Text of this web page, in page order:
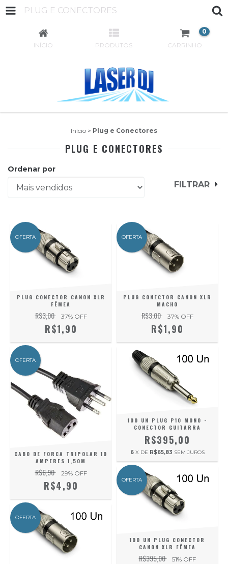
PLUG E CONECTORES
INÍCIO PRODUTOS CARRINHO
0
Início > Plug e Conectores
PLUG E CONECTORES
Ordenar por
FILTRAR
OFERTA
PLUG CONECTOR CANON XLR
FÊMEA
R$3,00 37% OFF
R$1,90
OFERTA
PLUG CONECTOR CANON XLR
MACHO
R$3,00 37% OFF
R$1,90
OFERTA
CABO DE FORCA TRIPOLAR 10
AMPERES 1,50M
R$6,90 29% OFF
R$4,90
100 UN PLUG P10 MONO -
CONECTOR GUITARRA
R$395,00
6 X DE R$65,83 SEM JUROS
OFERTA
OFERTA
100 UN PLUG CONECTOR
CANON XLR FÊMEA
R$395,00 51% OFF